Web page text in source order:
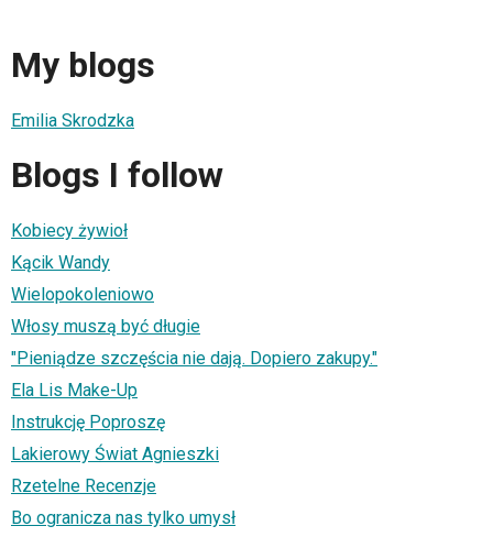
My blogs
Emilia Skrodzka
Blogs I follow
Kobiecy żywioł
Kącik Wandy
Wielopokoleniowo
Włosy muszą być długie
"Pieniądze szczęścia nie dają. Do­piero za­kupy."
Ela Lis Make-Up
Instrukcję Poproszę
Lakierowy Świat Agnieszki
Rzetelne Recenzje
Bo ogranicza nas tylko umysł